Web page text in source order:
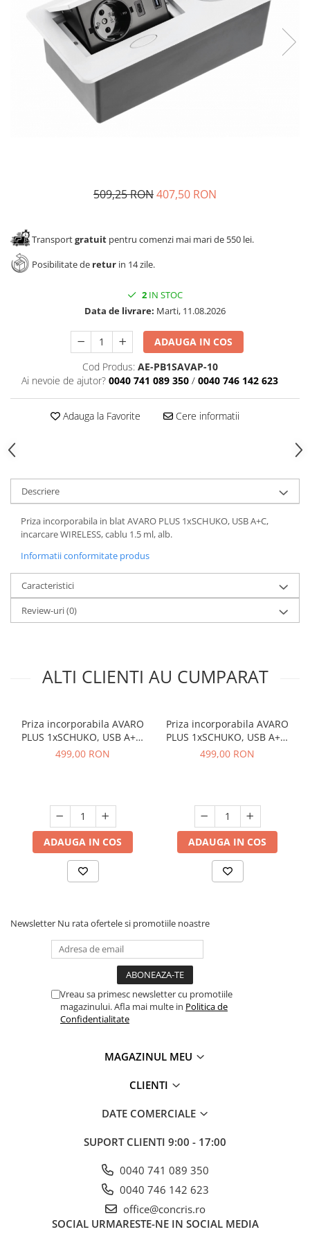
Solutii de curatat & adezivi
Canturi ABS
Alte accesorii mobila
Clesti/ patenti
Surubelnite
Ciocane
Nivela bule/ laser
Alte scule & unelte
509,25 RON407,50 RON
Transportgratuit pentru comenzi mai mari de 550 lei.
Posibilitate de retur in 14 zile.
2 IN STOC
Data de livrare: Marti, 11.08.2026
ADAUGA IN COS
Cod Produs: AE-PB1SAVAP-10
Ai nevoie de ajutor? 0040 741 089 350 / 0040 746 142 623
Adauga la Favorite Cere informatii
Descriere
Priza incorporabila in blat AVARO PLUS 1xSCHUKO, USB A+C,
incarcare WIRELESS, cablu 1.5 ml, alb.
Informatii conformitate produs
Caracteristici
Review-uri(0)
ALTI CLIENTI AU CUMPARAT
Priza incorporabila AVARO
PLUS 1xSCHUKO, USB A+C,
incarcare WIRELESS, cablu
499,00 RON
ADAUGA IN COS
Priza incorporabila AVARO
PLUS 1xSCHUKO, USB A+C,
incarcare WIRELESS, cablu
499,00 RON
ADAUGA IN COS
Newsletter Nu rata ofertele si promotiile noastre
Vreau sa primesc newsletter cu promotiile
magazinului. Afla mai multe in Politica de
Confidentialitate
MAGAZINUL MEU
CLIENTI
DATE COMERCIALE
SUPORT CLIENTI 9:00 - 17:00
0040 741 089 350
0040 746 142 623
office@concris.ro
SOCIAL URMARESTE-NE IN SOCIAL MEDIA